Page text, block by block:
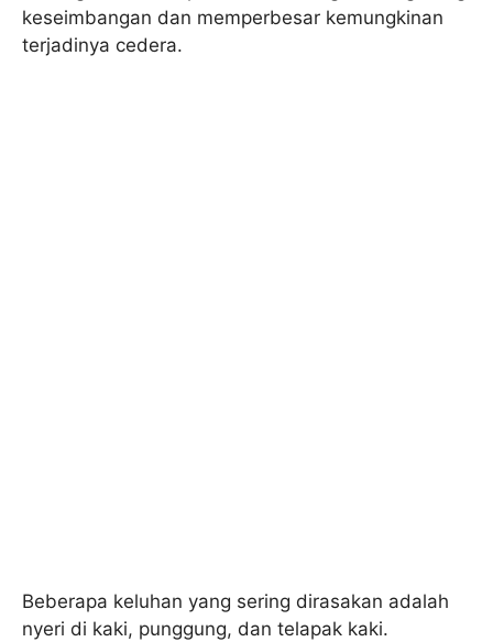
keseimbangan dan memperbesar kemungkinan
terjadinya cedera.
Beberapa keluhan yang sering dirasakan adalah
nyeri di kaki, punggung, dan telapak kaki.